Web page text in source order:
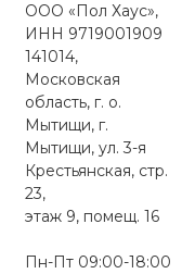
ООО «Пол Хаус»,
ИНН 9719001909
141014,
Московская
область, г. о.
Мытищи, г.
Мытищи, ул. 3-я
Крестьянская, стр.
23,
этаж 9, помещ. 16
Пн-Пт 09:00-18:00